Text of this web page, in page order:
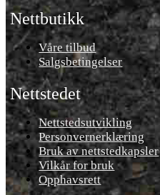
Nettbutikk
Våre tilbud
Salgsbetingelser
Nettstedet
Nettstedsutvikling
Personvernerklæring
Bruk av nettstedkapsler
Vilkår for bruk
Opphavsrett